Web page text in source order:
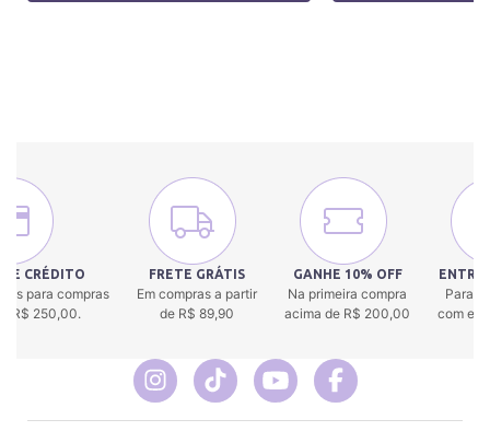
CRÉDITO
para compras
R$ 250,00.
FRETE GRÁTIS
Em compras a partir
de R$ 89,90
GANHE 10% OFF
Na primeira compra
acima de R$ 200,00
Para
com